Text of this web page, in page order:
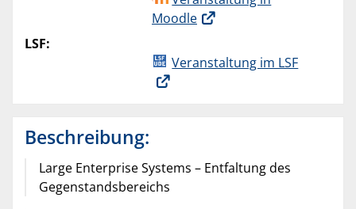
Moodle
LSF:
Veranstaltung im LSF
Beschreibung:
Large Enterprise Systems – Entfaltung des
Gegenstandsbereichs